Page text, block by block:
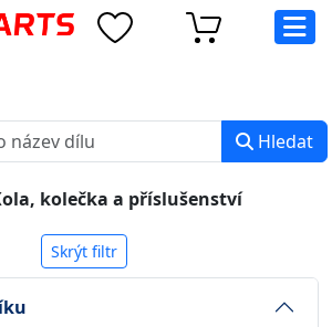
Hledat
kolečka a příslušenství
Skrýt filtr